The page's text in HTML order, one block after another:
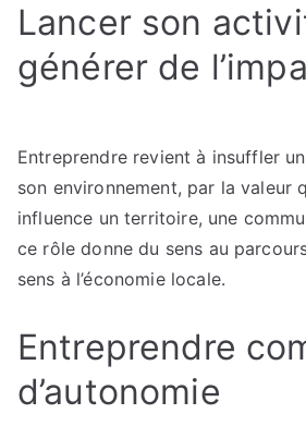
Lancer son
générer de
Entreprendre revient à insuffler
son environnement, par la valeur
influence un territoire, une
ce rôle donne du sens au
sens à l’économie locale.
Entreprendre
d’autonomie